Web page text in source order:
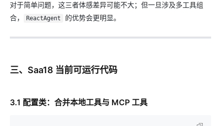
对于简单问题，这三者体感差异可能不大；但一旦涉及多工具组
合，
ReactAgent 的优势会更明显。
三、Saa18 当前可运行代码
3.1 配置类：合并本地工具与 MCP 工具